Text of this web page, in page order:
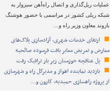
عملیات ریل‌گذاری و اتصال راه‌آهن سبزوار به
شبکه ریلی کشور در مراسمی با حضور هوشنگ
بازوند معاون وزیر راه و…
ارتقای خدمات شهری، آزادسازی پلاک‌های
معارض و تعریض معابر بافت فرسوده صالحیه
پل عنافچه خوزستان زیر بار ترافیک رفت
بازدید نماینده اهواز و مدیرکل راه و شهرسازی
از پروژه راهسازی حمیدیه، کارون و…